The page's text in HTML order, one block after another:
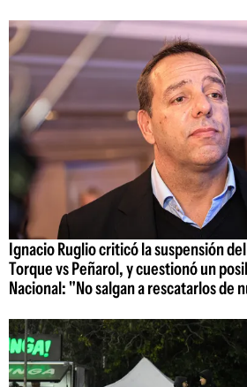
Ignacio Ruglio criticó la suspensión
Torque vs Peñarol, y cuestionó un
Nacional: "No salgan a rescatarlos de